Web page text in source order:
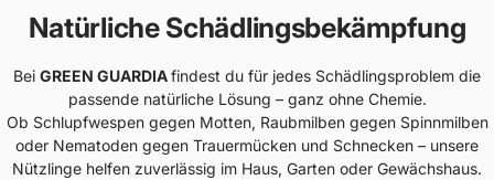
Natürliche Schädlingsbekämpfung
Bei GREEN GUARDIAfindest du für jedes Schädlingsproblem die
passende natürliche Lösung – ganz ohne Chemie.
Ob Schlupfwespen gegen Motten, Raubmilben gegen Spinnmilben
oder Nematoden gegen Trauermücken und Schnecken – unsere
Nützlinge helfen zuverlässig im Haus, Garten oder Gewächshaus.